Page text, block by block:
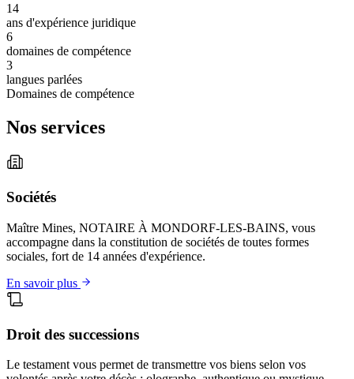
14
ans d'expérience juridique
6
domaines de compétence
3
langues parlées
Domaines de compétence
Nos services
Sociétés
Maître Mines, NOTAIRE À MONDORF-LES-BAINS, vous
accompagne dans la constitution de sociétés de toutes formes
sociales, fort de 14 années d'expérience.
En savoir plus
Droit des successions
Le testament vous permet de transmettre vos biens selon vos